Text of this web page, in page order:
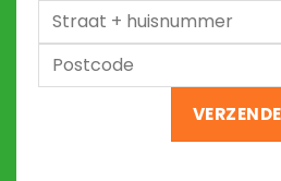
Straat